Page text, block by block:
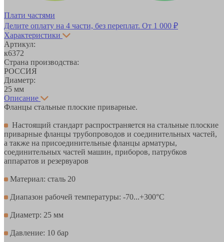
Плати частями
Делите оплату на 4 части, без переплат. От 1 000 ₽
Характеристики
Артикул:
к6372
Страна производства:
РОССИЯ
Диаметр:
25 мм
Описание
Фланцы стальные плоские приварные.
Настоящий стандарт распространяется на стальные плоские
приварные фланцы трубопроводов и соединительных частей,
а также на присоединительные фланцы арматуры,
соединительных частей машин, приборов, патрубков
аппаратов и резервуаров
Материал: сталь 20
Диапазон рабочей температуры: -70...+300°С
Диаметр: 25 мм
Давление: 10 бар